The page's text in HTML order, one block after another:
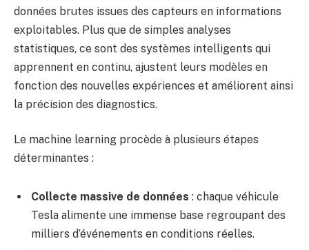
données brutes issues des capteurs en informations
exploitables. Plus que de simples analyses
statistiques, ce sont des systèmes intelligents qui
apprennent en continu, ajustent leurs modèles en
fonction des nouvelles expériences et améliorent ainsi
la précision des diagnostics.
Le machine learning procède à plusieurs étapes
déterminantes :
Collecte massive de données : chaque véhicule
Tesla alimente une immense base regroupant des
milliers d’événements en conditions réelles.